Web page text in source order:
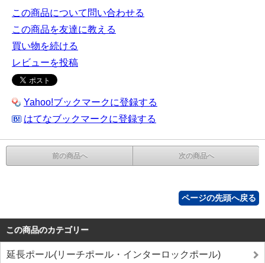
この商品について問い合わせる
この商品を友達に教える
買い物を続ける
レビューを投稿
Yahoo!ブックマークに登録する
はてなブックマークに登録する
前の商品へ 次の商品へ
ページの先頭へ戻る
この商品のカテゴリー
延長ポール(リーチポール・インターロックポール)